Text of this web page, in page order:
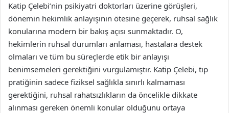
Katip Çelebi’nin psikiyatri doktorları üzerine görüşleri,
dönemin hekimlik anlayışının ötesine geçerek, ruhsal sağlık
konularına modern bir bakış açısı sunmaktadır. O,
hekimlerin ruhsal durumları anlaması, hastalara destek
olmaları ve tüm bu süreçlerde etik bir anlayışı
benimsemeleri gerektiğini vurgulamıştır. Katip Çelebi, tıp
pratiğinin sadece fiziksel sağlıkla sınırlı kalmaması
gerektiğini, ruhsal rahatsızlıkların da öncelikle dikkate
alınması gereken önemli konular olduğunu ortaya